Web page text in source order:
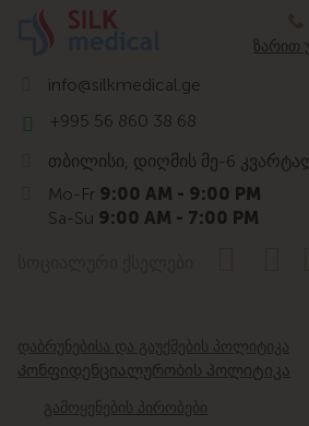
ᲖᲐᲠᲘᲗ
info@silkmedical.ge
+995 56 860 38 68
თბილისი, დიღმის მე-6
Mo-Fr 9:00 AM - 9:00 PM
Sa-Su 9:00 AM - 7:00 PM
დაბრუნებისა და გაუქმების პოლიტიკა
Კონფიდენციალურობის პოლიტიკა
გამოყენების პირობები